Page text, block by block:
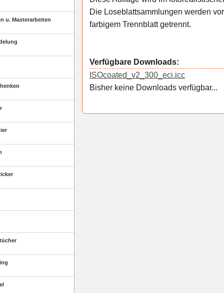
u. Masterarbeiten
Die Loseblattsammlungen werden
farbigem Trennblatt getrennt.
Verfügbare Downloads:
ISOcoated_v2_300_eci.icc
Bisher keine Downloads verfügbar...